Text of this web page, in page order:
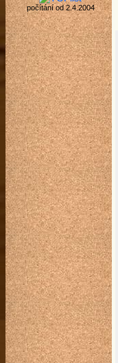
počítání od 2.4.2004